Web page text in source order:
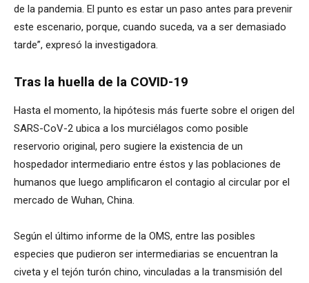
de la pandemia. El punto es estar un paso antes para prevenir
este escenario, porque, cuando suceda, va a ser demasiado
tarde”, expresó la investigadora.
Tras la huella de la COVID-19
Hasta el momento, la hipótesis más fuerte sobre el origen del
SARS-CoV-2 ubica a los murciélagos como posible
reservorio original, pero sugiere la existencia de un
hospedador intermediario entre éstos y las poblaciones de
humanos que luego amplificaron el contagio al circular por el
mercado de Wuhan, China.
Según el último informe de la OMS, entre las posibles
especies que pudieron ser intermediarias se encuentran la
civeta y el tejón turón chino, vinculadas a la transmisión del